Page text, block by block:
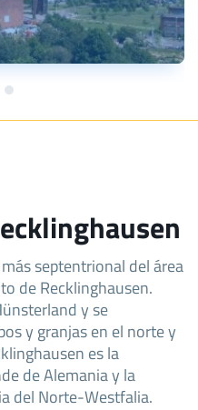
septentrional del área
de Recklinghausen.
y se
y granjas en el norte y
es la
de Alemania y la
del Norte-Westfalia.